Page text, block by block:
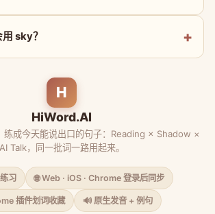
sky？
H
HiWord.AI
练成今天能说出口的句子：Reading × Shadow ×
AI Talk，同一批词一路用起来。
习 🌐 Web · iOS · Chrome 登录后同步
插件划词收藏 🔊 原生发音 + 例句